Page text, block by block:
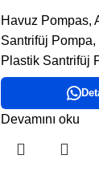
Havuz Pompas,
Santrifüj Pompa,
Plastik Santrifüj
Devamını oku